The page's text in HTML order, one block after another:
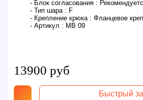
- Блок согласования :
- Тип шара : F
- Крепление крюка : Фланцевое
- Артикул : MB 09
13900 руб
Быстрый